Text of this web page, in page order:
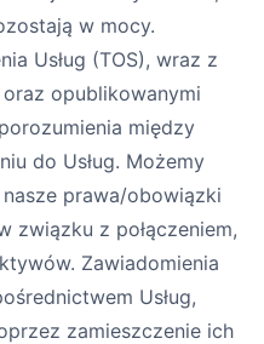
w mocy.
Usług (TOS), wraz z
opublikowanymi
między
do Usług. Możemy
prawa/obowiązki
związku z połączeniem,
Zawiadomienia
Usług,
zamieszczenie ich